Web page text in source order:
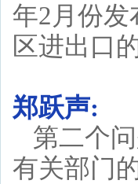
年2月份发
区进出口
郑跃声:
第二个
有关部门